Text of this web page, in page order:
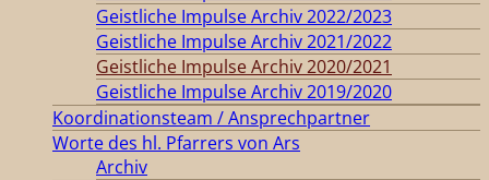
Geistliche Impulse Archiv 2022/2023
Geistliche Impulse Archiv 2021/2022
Geistliche Impulse Archiv 2020/2021
Geistliche Impulse Archiv 2019/2020
Koordinationsteam / Ansprechpartner
Worte des hl. Pfarrers von Ars
Archiv